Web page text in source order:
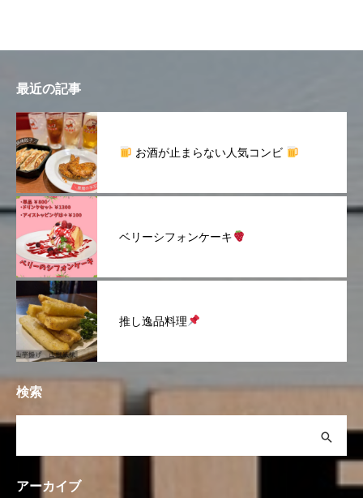
最近の記事
お酒が止まらない人気コンビ
ベリーシフォンケーキ
推し逸品料理
検索
アーカイブ